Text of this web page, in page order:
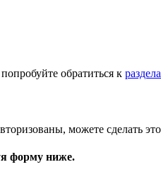
обратиться к
можете сделать
форму ниже.